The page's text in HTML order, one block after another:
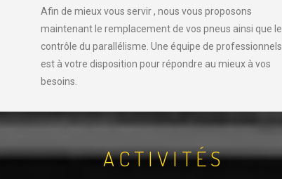
Afin de mieux vous servir , nous vous proposons
maintenant le remplacement de vos pneus ainsi que le
contrôle du parallélisme. Une équipe de professionnels
est à votre disposition pour répondre au mieux à vos
besoins.
ACTIVITÉS